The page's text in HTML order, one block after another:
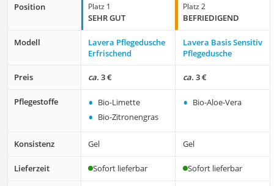
Position Platz 1
SEHR GUT
Platz 2
BEFRIE­DI­GEND
Modell
Lavera Pflegedusche
Erfrischend
Lavera Basis Sensitiv
Pflegedusche
Preis ca. 3 € ca. 3 €
Pflegestoffe • Bio-Limette
• Bio-Zitronengras
• Bio-Aloe-Vera
Konsistenz Gel Gel
Lieferzeit Sofort lieferbar Sofort lieferbar